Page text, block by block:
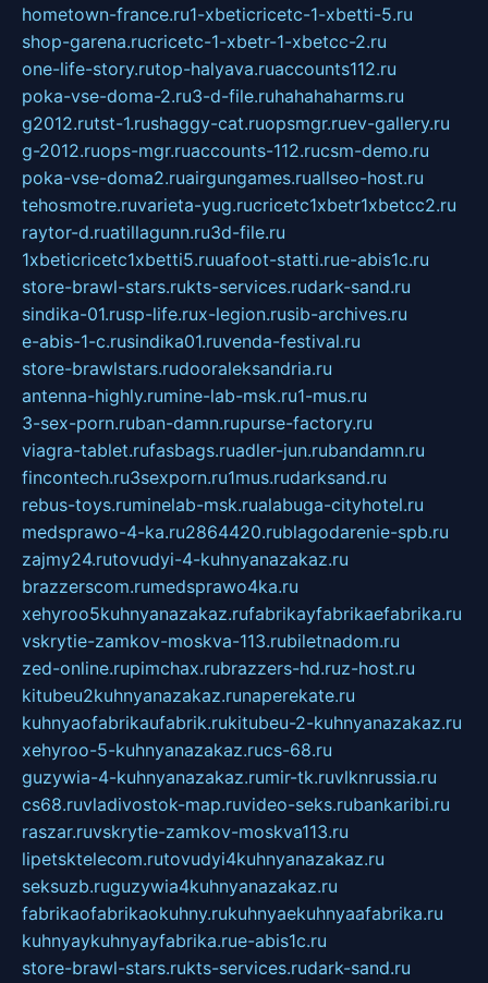
hometown-france.ru1-xbeticricetc-1-xbetti-5.ru
shop-garena.rucricetc-1-xbetr-1-xbetcc-2.ru
one-life-story.rutop-halyava.ruaccounts112.ru
poka-vse-doma-2.ru3-d-file.ruhahahaharms.ru
g2012.rutst-1.rushaggy-cat.ruopsmgr.ruev-gallery.ru
g-2012.ruops-mgr.ruaccounts-112.rucsm-demo.ru
poka-vse-doma2.ruairgungames.ruallseo-host.ru
tehosmotre.ruvarieta-yug.rucricetc1xbetr1xbetcc2.ru
raytor-d.ruatillagunn.ru3d-file.ru
1xbeticricetc1xbetti5.ruuafoot-statti.rue-abis1c.ru
store-brawl-stars.rukts-services.rudark-sand.ru
sindika-01.rusp-life.rux-legion.rusib-archives.ru
e-abis-1-c.rusindika01.ruvenda-festival.ru
store-brawlstars.rudooraleksandria.ru
antenna-highly.rumine-lab-msk.ru1-mus.ru
3-sex-porn.ruban-damn.rupurse-factory.ru
viagra-tablet.rufasbags.ruadler-jun.rubandamn.ru
fincontech.ru3sexporn.ru1mus.rudarksand.ru
rebus-toys.ruminelab-msk.rualabuga-cityhotel.ru
medsprawo-4-ka.ru2864420.rublagodarenie-spb.ru
zajmy24.rutovudyi-4-kuhnyanazakaz.ru
brazzerscom.rumedsprawo4ka.ru
xehyroo5kuhnyanazakaz.rufabrikayfabrikaefabrika.ru
vskrytie-zamkov-moskva-113.rubiletnadom.ru
zed-online.rupimchax.rubrazzers-hd.ruz-host.ru
kitubeu2kuhnyanazakaz.runaperekate.ru
kuhnyaofabrikaufabrik.rukitubeu-2-kuhnyanazakaz.ru
xehyroo-5-kuhnyanazakaz.rucs-68.ru
guzywia-4-kuhnyanazakaz.rumir-tk.ruvlknrussia.ru
cs68.ruvladivostok-map.ruvideo-seks.rubankaribi.ru
raszar.ruvskrytie-zamkov-moskva113.ru
lipetsktelecom.rutovudyi4kuhnyanazakaz.ru
seksuzb.ruguzywia4kuhnyanazakaz.ru
fabrikaofabrikaokuhny.rukuhnyaekuhnyaafabrika.ru
kuhnyaykuhnyayfabrika.rue-abis1c.ru
store-brawl-stars.rukts-services.rudark-sand.ru